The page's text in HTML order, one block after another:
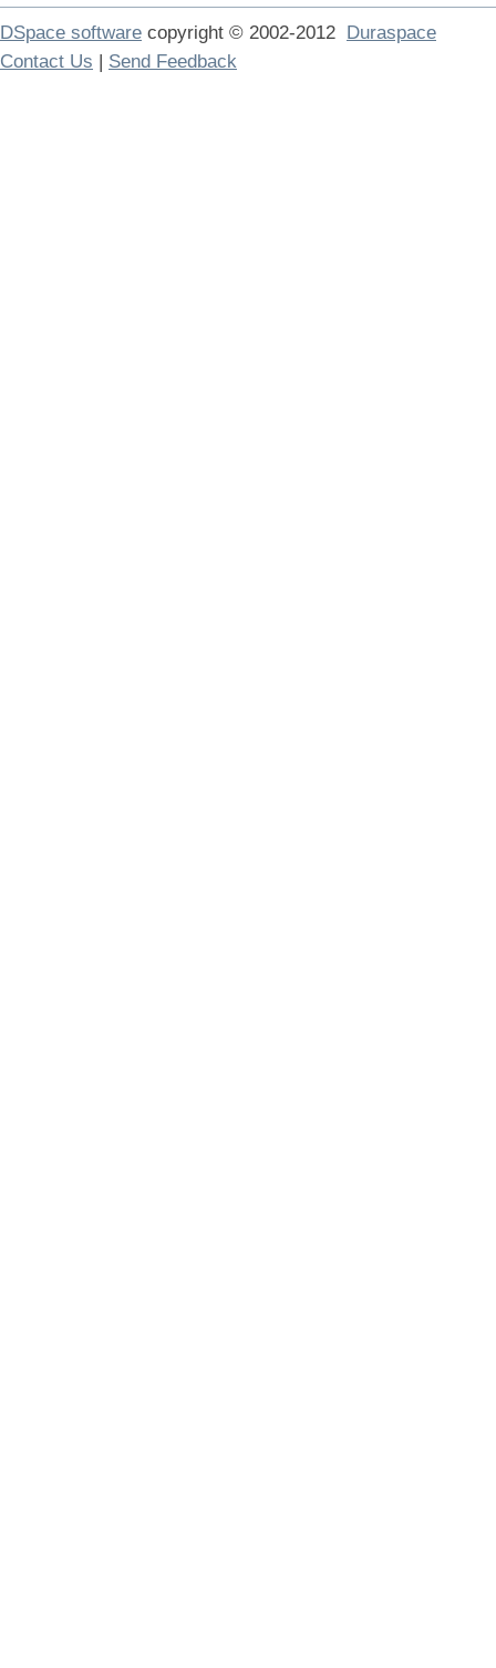
DSpace software copyright © 2002-2012 Duraspace
Contact Us | Send Feedback